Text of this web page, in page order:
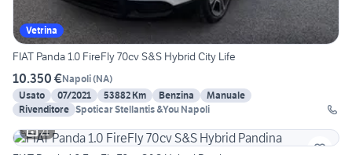
Vetrina
FIAT Panda 1.0 FireFly 70cv S&S Hybrid City Life
10.350 €Napoli(NA)
Usato
07/2021 53882 Km Benzina
Manuale
Rivenditore Spoticar Stellantis &You Napoli
21